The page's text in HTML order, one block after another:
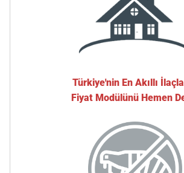
Türkiye'nin En Akıllı
Fiyat Modülünü Hemen